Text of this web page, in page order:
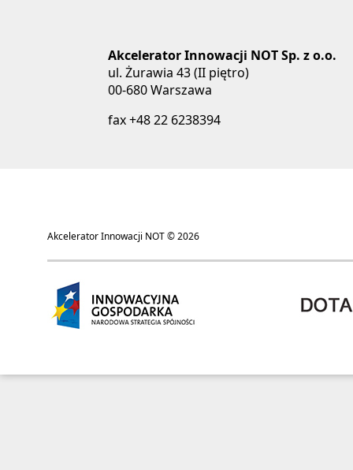
Akcelerator Innowacji NOT Sp. z o.o.
ul. Żurawia 43 (II piętro)
00-680 Warszawa
fax +48 22 6238394
Akcelerator Innowacji NOT © 2026